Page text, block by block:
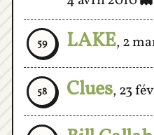
59 LAKE,2
58 Clues,23
57
Bill